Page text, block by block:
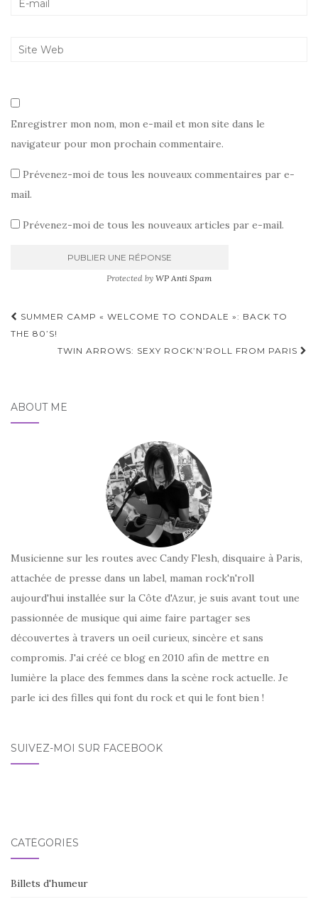
Enregistrer mon nom, mon e-mail et mon site dans le
navigateur pour mon prochain commentaire.
Prévenez-moi de tous les nouveaux commentaires par e-
mail.
Prévenez-moi de tous les nouveaux articles par e-mail.
Protected by WP Anti Spam
Pagination
d'article
SUMMER CAMP « WELCOME TO CONDALE »: BACK TO
THE 80’S!
TWIN ARROWS: SEXY ROCK’N’ROLL FROM PARIS
ABOUT ME
Musicienne sur les routes avec Candy Flesh, disquaire à Paris,
attachée de presse dans un label, maman rock'n'roll
aujourd'hui installée sur la Côte d'Azur, je suis avant tout une
passionnée de musique qui aime faire partager ses
découvertes à travers un oeil curieux, sincère et sans
compromis. J'ai créé ce blog en 2010 afin de mettre en
lumière la place des femmes dans la scène rock actuelle. Je
parle ici des filles qui font du rock et qui le font bien !
SUIVEZ-MOI SUR FACEBOOK
CATÉGORIES
Billets d'humeur